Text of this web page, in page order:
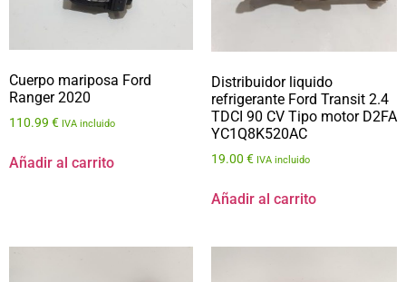
Cuerpo mariposa Ford
Ranger 2020
110.99 € IVA incluido
Añadir al carrito
Distribuidor liquido
refrigerante Ford Transit 2.4
TDCI 90 CV Tipo motor D2FA
YC1Q8K520AC
19.00 € IVA incluido
Añadir al carrito